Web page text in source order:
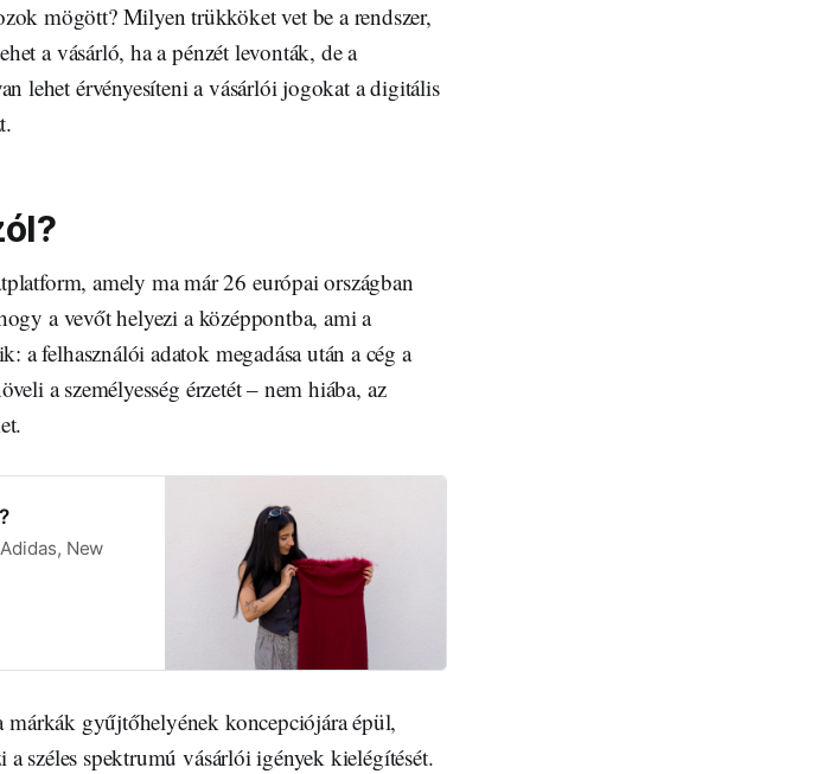
mögött? Milyen trükköket vet be a rendszer,
a vásárló, ha a pénzét levonták, de a
lehet érvényesíteni a vásárlói jogokat a digitális
amely ma már 26 európai országban
a vevőt helyezi a középpontba, ami a
a felhasználói adatok megadása után a cég a
a személyesség érzetét – nem hiába, az
New
márkák gyűjtőhelyének koncepciójára épül,
széles spektrumú vásárlói igények kielégítését.